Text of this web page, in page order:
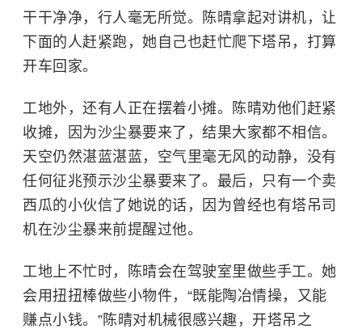
干干净净，行人毫无所觉。陈晴拿起对讲机，让
下面的人赶紧跑，她自己也赶忙爬下塔吊，打算
开车回家。
工地外，还有人正在摆着小摊。陈晴劝他们赶紧
收摊，因为沙尘暴要来了，结果大家都不相信。
天空仍然湛蓝湛蓝，空气里毫无风的动静，没有
任何征兆预示沙尘暴要来了。最后，只有一个卖
西瓜的小伙信了她说的话，因为曾经也有塔吊司
机在沙尘暴来前提醒过他。
工地上不忙时，陈晴会在驾驶室里做些手工。她
会用扭扭棒做些小物件，“既能陶冶情操，又能
赚点小钱。”陈晴对机械很感兴趣，开塔吊之